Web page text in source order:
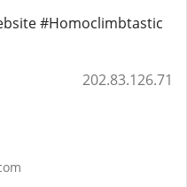
#Homoclimbtastic
202.83.126.71